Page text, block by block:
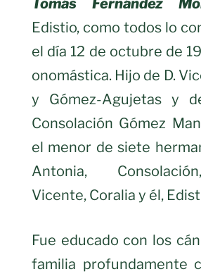
Tomás Fernández
Edistio, como todos lo
el día 12 de octubre de
onomástica. Hijo de D.
y Gómez-Agujetas y
Consolación Gómez
el menor de siete
Antonia,
Vicente, Coralia y él,
Fue educado con los
familia profundamente